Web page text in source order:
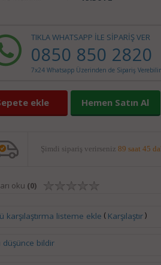
TIKLA WHATSAPP İLE SİPARİŞ VER
0850 850 2820
7x24 Whatsapp Üzerinden de Sipariş
ekle Hemen Satın Al
Şimdi sipariş verirseniz 89 saat 45
oku (0)
karşılaştırma listeme ekle ( Karşılaştır)
düşünce bildir